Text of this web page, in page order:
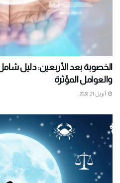
الخصوبة بعد الأربعين: دليل
والعوامل المؤثرة
أبريل 21, 2026